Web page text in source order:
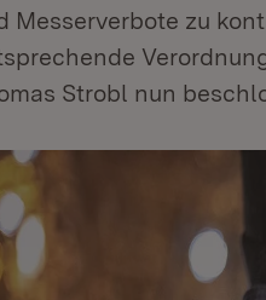
Messerverbote zu
Strobl nun